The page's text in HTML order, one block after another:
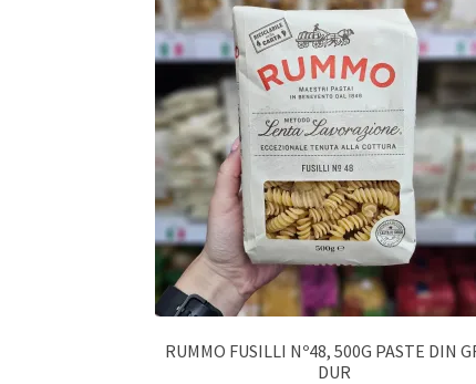
RUMMO FUSILLI Nº48, 500G PASTE DIN
DUR